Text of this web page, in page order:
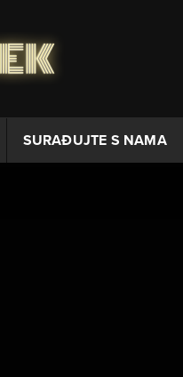
SURAĐUJTE S NAMA